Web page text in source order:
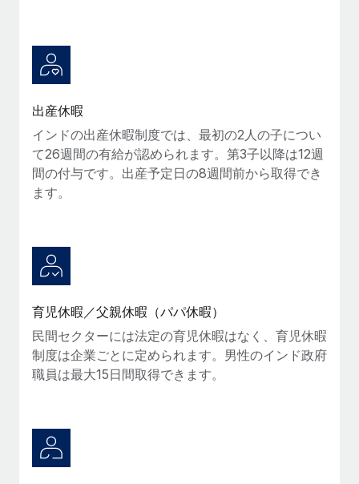
詳細を見る
給与詐欺：種類、事例、ビジネスを守る方法
給与, 賃金は詐欺の特に魅力的な標的です。多額の資金がシステ
ム間で頻繁に移動しているためです。このため、自社のビジネス
を保護することは極めて重要です。...
出産休暇
インドの出産休暇制度では、最初の2人の子につい
て26週間の有給が認められます。第3子以降は12週
間の付与です。出産予定日の8週間前から取得でき
ます。
育児休暇／父親休暇（パパ休暇）
民間セクターには法定の育児休暇はなく、育児休暇
制度は企業ごとに定められます。男性のインド政府
職員は最大15日間取得できます。